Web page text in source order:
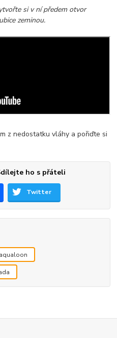
si v ní předem otvor
zeminou.
z nedostatku vláhy a pořiďte si
ho s přáteli
Twitter
aqualoon